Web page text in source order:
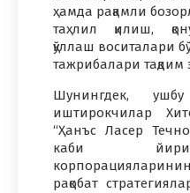
ҳамда рақамли
таҳлил қилиш,
қўллаш воситалари
тажрибалари тақдим
Шунингдек,
иштирокчилар
“Ҳанъс Ласер
каби
рақобат